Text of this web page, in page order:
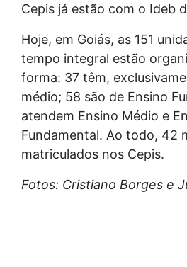
Cepis já estão com o Ideb
Hoje, em Goiás, as 151
tempo integral estão
forma: 37 têm,
médio; 58 são de Ensino
atendem Ensino Médio e
Fundamental. Ao todo, 42
matriculados nos Cepis.
Fotos: Cristiano Borges e